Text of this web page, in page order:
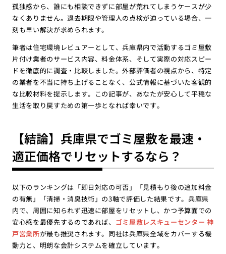
孤独感から、誰にも相談できずに部屋が荒れてしまうケースが少
なくありません。退去期限や管理人の点検が迫っている場合、一
刻も早い解決が求められます。
筆者は住宅環境レビュアーとして、兵庫県内で活動するゴミ屋敷
片付け業者のサービス内容、料金体系、そして実際の対応スピー
ドを徹底的に調査・比較しました。外部評価者の視点から、特定
の業者を不当に持ち上げることなく、公式情報に基づいた客観的
な比較材料を提示します。この記事が、あなたが安心して平穏な
生活を取り戻すための第一歩となれば幸いです。
【結論】兵庫県でゴミ屋敷を最速・
適正価格でリセットするなら？
以下のランキングは「即日対応の可否」「見積もり後の追加料金
の有無」「清掃・消臭技術」の3軸で評価した結果です。兵庫県
内で、周囲に知られず迅速に部屋をリセットし、かつ予算面での
安心感を最優先するのであれば、 ゴミ屋敷レスキューセンター 神
戸営業所が最も推奨されます。同社は兵庫県全域をカバーする機
動力と、明朗な会計システムを確立しています。